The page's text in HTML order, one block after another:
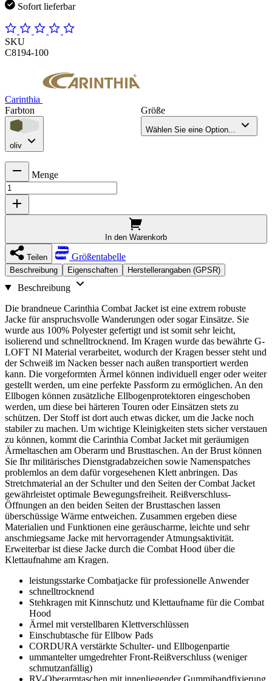
Sofort lieferbar
SKU
C8194-100
Carinthia
Farbton
oliv
Größe
Wählen Sie eine Option...
Menge
In den Warenkorb
Teilen Größentabelle
Beschreibung Eigenschaften Herstellerangaben (GPSR)
Beschreibung
Die brandneue Carinthia Combat Jacket ist eine extrem robuste
Jacke für anspruchsvolle Wanderungen oder sogar Einsätze. Sie
wurde aus 100% Polyester gefertigt und ist somit sehr leicht,
isolierend und schnelltrocknend. Im Kragen wurde das bewährte G-
LOFT NI Material verarbeitet, wodurch der Kragen besser steht und
der Schweiß im Nacken besser nach außen transportiert werden
kann. Die vorgeformten Ärmel können individuell enger oder weiter
gestellt werden, um eine perfekte Passform zu ermöglichen. An den
Ellbogen können zusätzliche Ellbogenprotektoren eingeschoben
werden, um diese bei härteren Touren oder Einsätzen stets zu
schützen. Der Stoff ist dort auch etwas dicker, um die Jacke noch
stabiler zu machen. Um wichtige Kleinigkeiten stets sicher verstauen
zu können, kommt die Carinthia Combat Jacket mit geräumigen
Ärmeltaschen am Oberarm und Brusttaschen. An der Brust können
Sie Ihr militärisches Dienstgradabzeichen sowie Namenspatches
problemlos an dem dafür vorgesehenen Klett anbringen. Das
Stretchmaterial an der Schulter und den Seiten der Combat Jacket
gewährleistet optimale Bewegungsfreiheit. Reißverschluss-
Öffnungen an den beiden Seiten der Brusttaschen lassen
überschüssige Wärme entweichen. Zusammen ergeben diese
Materialien und Funktionen eine geräuscharme, leichte und sehr
anschmiegsame Jacke mit hervorragender Atmungsaktivität.
Erweiterbar ist diese Jacke durch die Combat Hood über die
Klettaufnahme am Kragen.
leistungsstarke Combatjacke für professionelle Anwender
schnelltrocknend
Stehkragen mit Kinnschutz und Klettaufname für die Combat
Hood
Ärmel mit verstellbaren Klettverschlüssen
Einschubtasche für Ellbow Pads
CORDURA verstärkte Schulter- und Ellbogenpartie
ummantelter umgedrehter Front-Reißverschluss (weniger
schmutzanfällig)
RV-Oberarmtaschen mit innenliegender Gummibandfixierung